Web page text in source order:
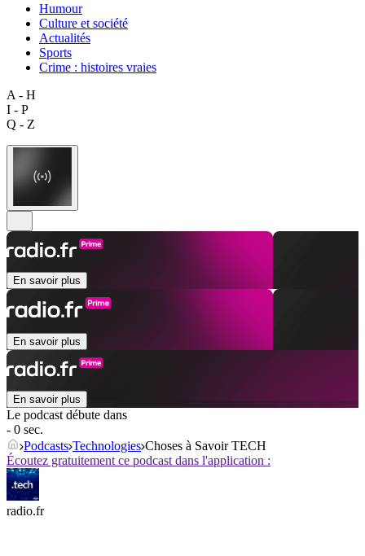
Humour
Culture et société
Actualités
Sports
Crime : histoires vraies
A - H
I - P
Q - Z
En savoir plus
En savoir plus
En savoir plus
Le podcast débute dans
- 0 sec.
Podcasts Technologies Choses à Savoir TECH
Écoutez gratuitement ce podcast dans l'application :
radio.fr